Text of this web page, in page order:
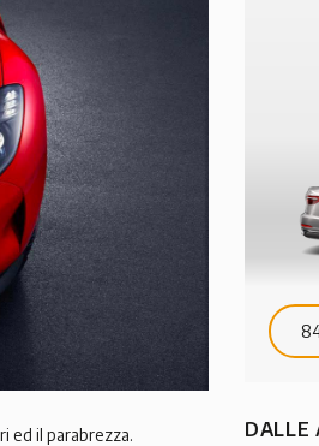
ed il parabrezza. DALLE